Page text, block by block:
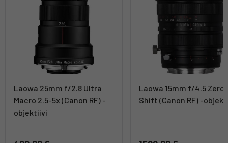
Laowa 25mm f/2.8 Ultra
Macro 2.5-5x (Canon RF) -
objektiivi
Laowa 15mm f/4.5
Shift (Canon RF) -